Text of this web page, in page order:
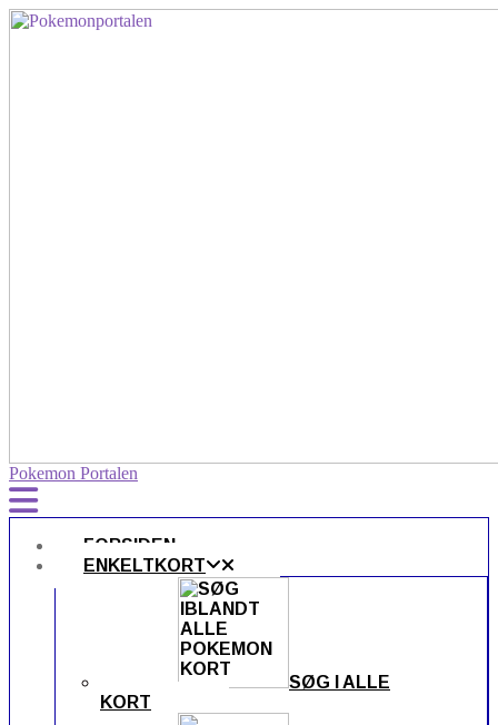
Pokemon Portalen
FORSIDEN
ENKELTKORT
SØG I ALLE
KORT